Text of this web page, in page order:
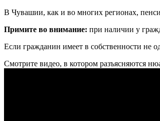
В Чувашии, как и во многих регионах,
Примите во внимание: при наличии у
Если гражданин имеет в собственности не
Смотрите видео, в котором разъясняются